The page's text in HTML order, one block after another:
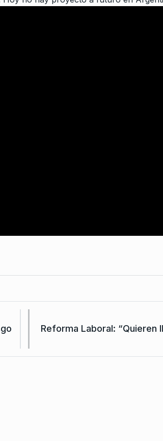
Reforma Laboral: “Quieren
De 2024